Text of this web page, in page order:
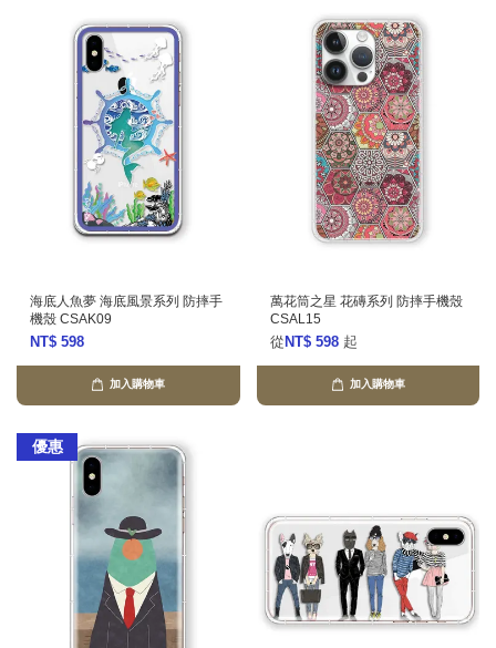
海底人魚夢 海底風景系列 防摔手
機殼 CSAK09
NT$ 598
加入購物車
萬花筒之星 花磚系列 防摔手機殼
CSAL15
從NT$ 598 起
加入購物車
優惠